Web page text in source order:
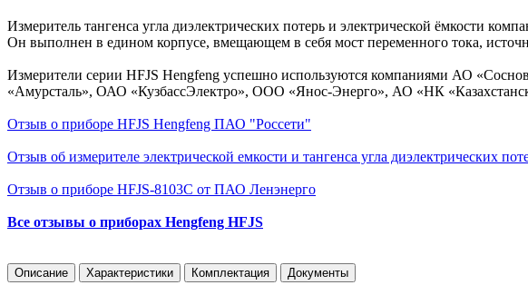
Измеритель тангенса угла диэлектрических потерь и электрической ёмкости
Он выполнен в едином корпусе, вмещающем в себя мост переменного тока,
Измерители серии HFJS Hengfeng успешно используются компаниями АО
«Амурсталь», ОАО «КузбассЭлектро», ООО «Янос-Энерго», АО «НК
Отзыв о приборе HFJS Hengfeng ПАО "Россети"
Отзыв об измерителе электрической емкости и тангенса угла
Отзыв о приборе HFJS-8103C от ПАО Ленэнерго
Все отзывы о приборах Hengfeng HFJS
Описание Характеристики Комплектация Документы